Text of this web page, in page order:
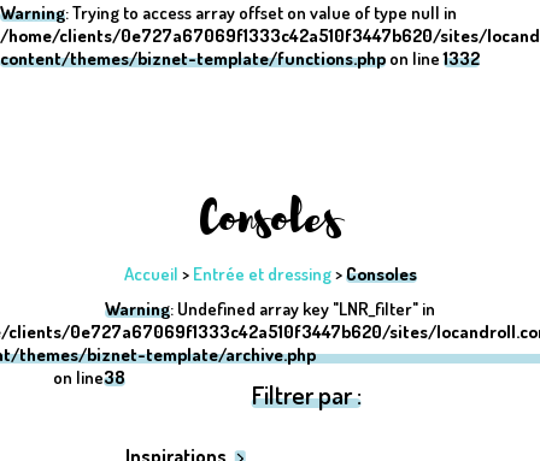
Warning: Trying to access array offset on value of type null in
/home/clients/0e727a67069f1333c42a510f3447b620/sites/
content/themes/biznet-template/functions.php on line1332
Consoles
Accueil > Entrée et dressing>Consoles
Warning: Undefined array key "LNR_filter" in
clients/0e727a67069f1333c42a510f3447b620/sites/
themes/biznet-template/archive.php
on line38
Filtrer par :
Inspirations